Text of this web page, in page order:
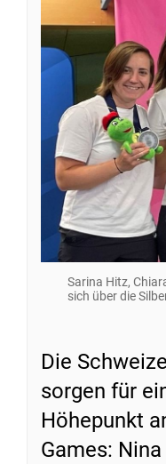
Sarina Hitz,
sich über die
Die
sorgen für
Höhepunkt
Games: